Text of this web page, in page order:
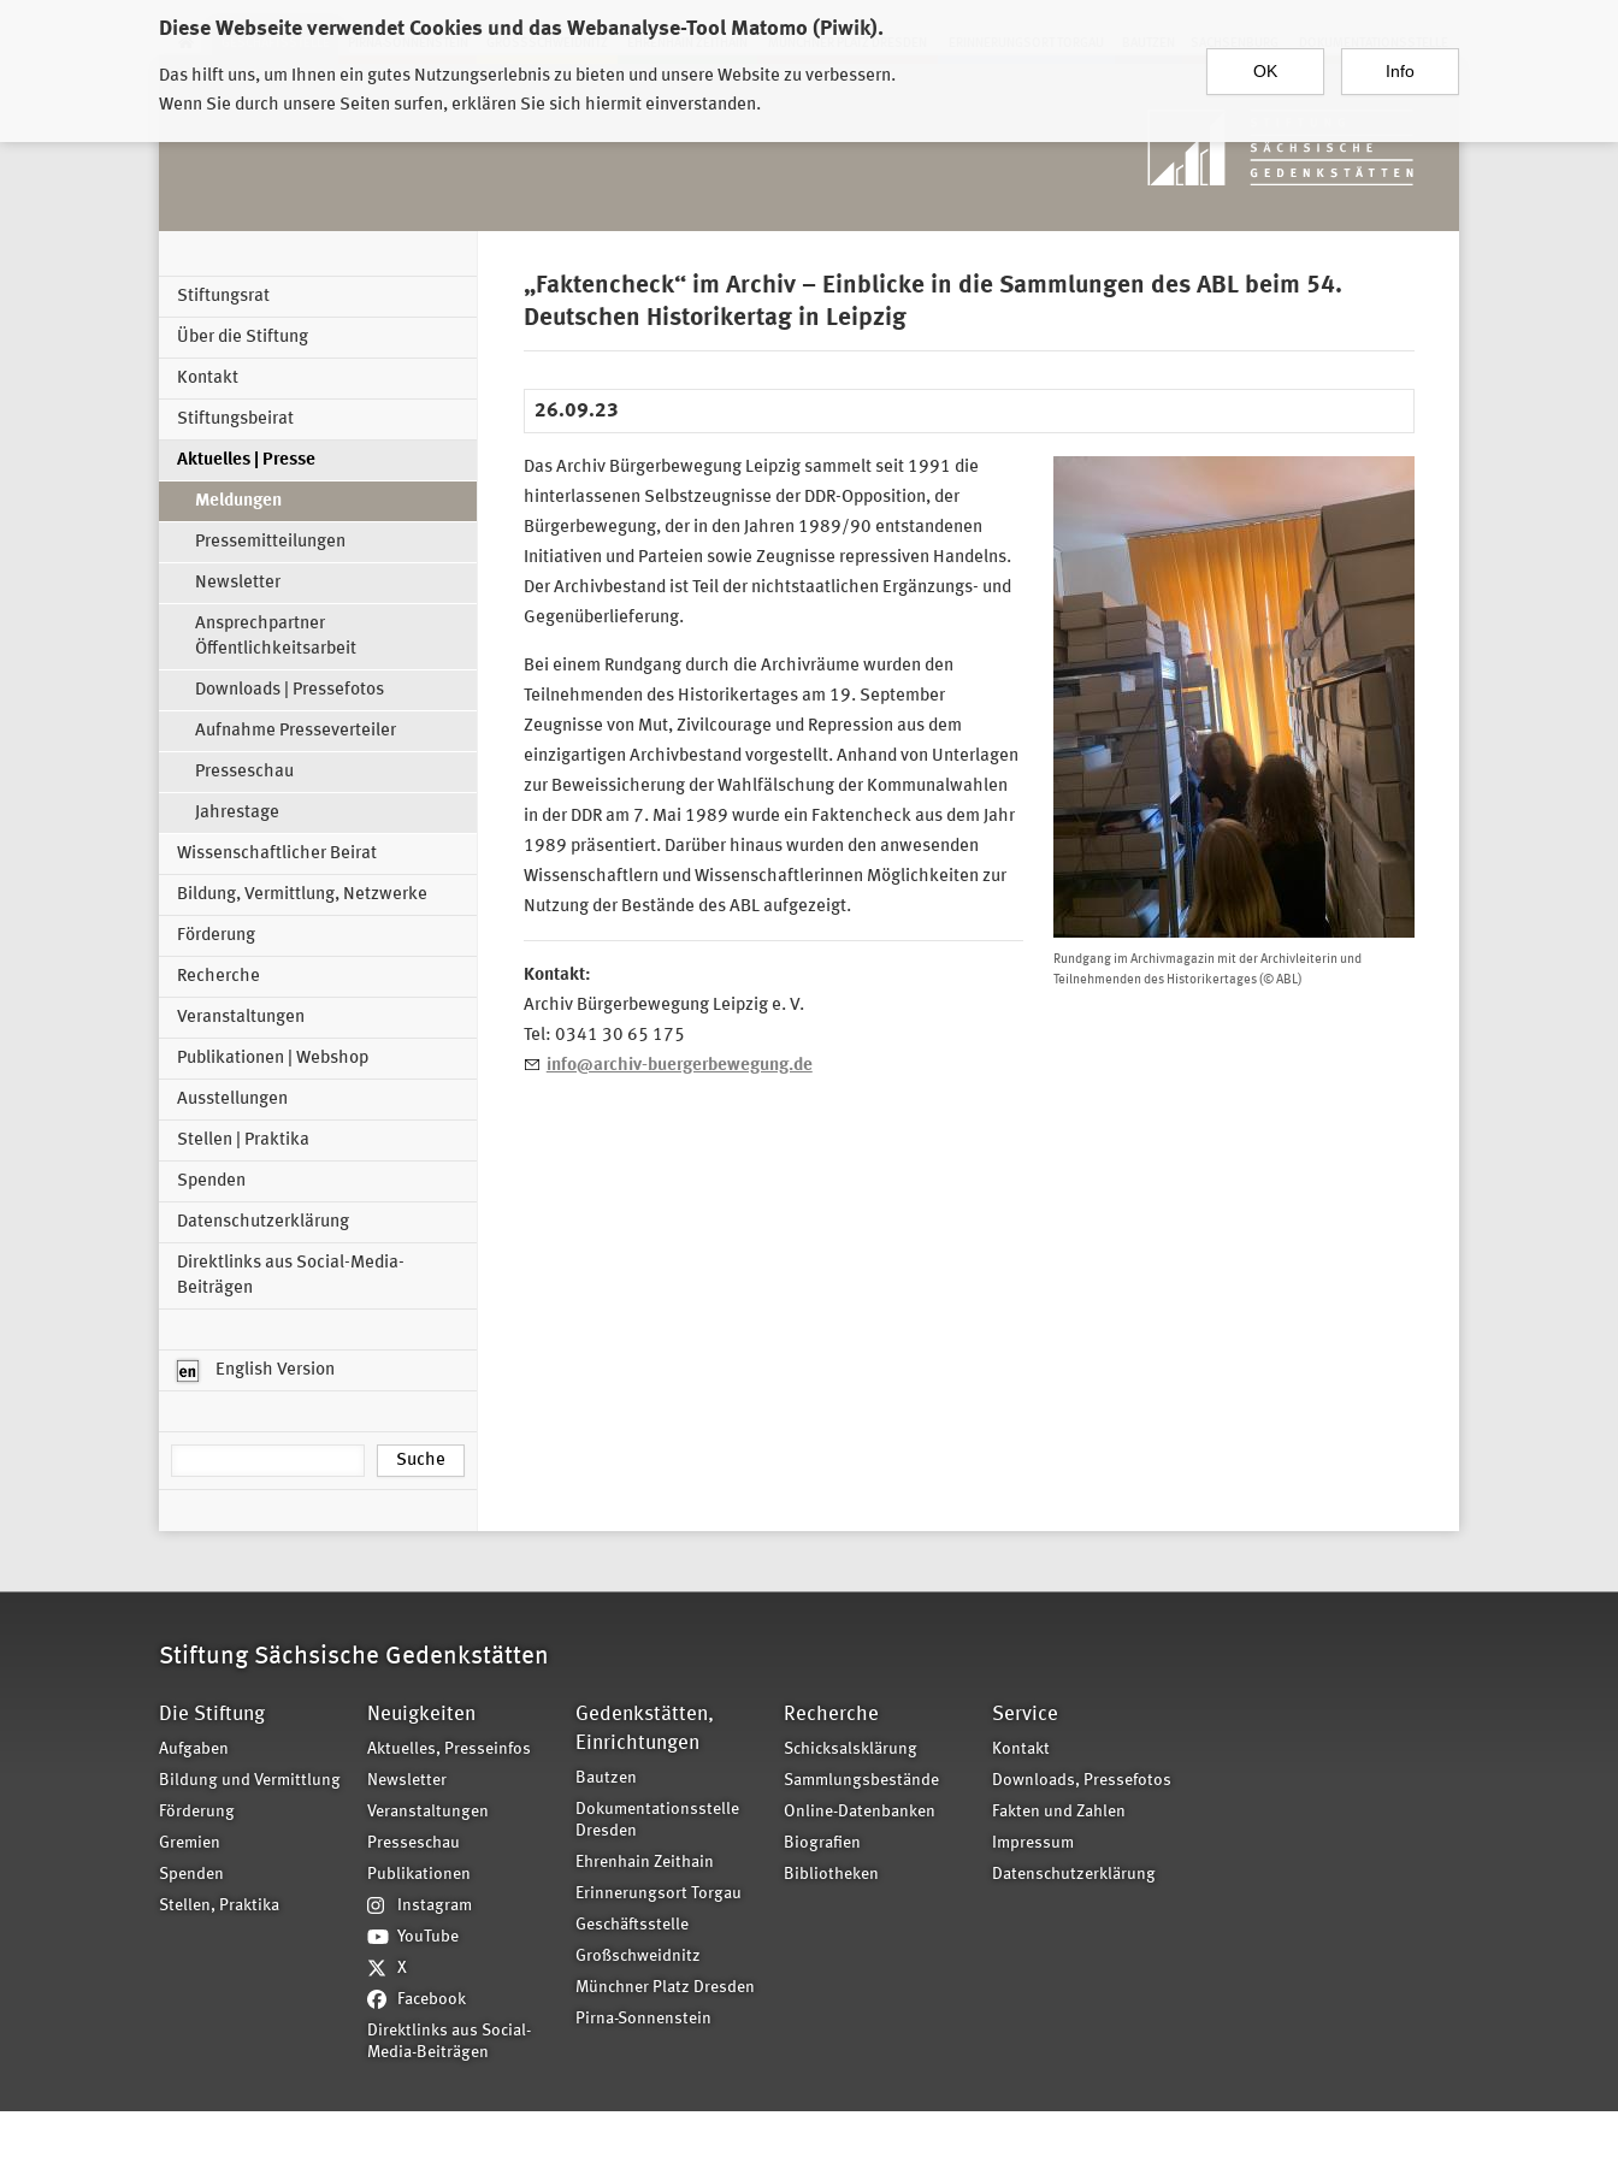
Diese Webseite verwendet Cookies und das Webanalyse-Tool Matomo (Piwik).
Das hilft uns, um Ihnen ein gutes Nutzungserlebnis zu bieten und unsere Website zu verbessern.
Wenn Sie durch unsere Seiten surfen, erklären Sie sich hiermit einverstanden.
OK Info
EHRENHAIN ZEITHAIN MÜNCHNER PLATZ DRESDEN
Stiftungsrat
Über die Stiftung
Kontakt
Stiftungsbeirat
Aktuelles | Presse
Meldungen
Pressemitteilungen
Newsletter
Ansprechpartner
Öffentlichkeitsarbeit
Downloads | Pressefotos
Aufnahme Presseverteiler
Presseschau
Jahrestage
Wissenschaftlicher Beirat
Bildung, Vermittlung, Netzwerke
Förderung
Recherche
Veranstaltungen
Publikationen | Webshop
Ausstellungen
Stellen | Praktika
Spenden
Datenschutzerklärung
Direktlinks aus Social-Media-
Beiträgen
English Version
„Faktencheck“ im Archiv – Einblicke in die Sammlungen des ABL beim 54.
Deutschen Historikertag in Leipzig
26.09.23
Rundgang im Archivmagazin mit der Archivleiterin und
Teilnehmenden des Historikertages (© ABL)
Das Archiv Bürgerbewegung Leipzig sammelt seit 1991 die
hinterlassenen Selbstzeugnisse der DDR-Opposition, der
Bürgerbewegung, der in den Jahren 1989/90 entstandenen
Initiativen und Parteien sowie Zeugnisse repressiven Handelns.
Der Archivbestand ist Teil der nichtstaatlichen Ergänzungs- und
Gegenüberlieferung.
Bei einem Rundgang durch die Archivräume wurden den
Teilnehmenden des Historikertages am 19. September
Zeugnisse von Mut, Zivilcourage und Repression aus dem
einzigartigen Archivbestand vorgestellt. Anhand von Unterlagen
zur Beweissicherung der Wahlfälschung der Kommunalwahlen
in der DDR am 7. Mai 1989 wurde ein Faktencheck aus dem Jahr
1989 präsentiert. Darüber hinaus wurden den anwesenden
Wissenschaftlern und Wissenschaftlerinnen Möglichkeiten zur
Nutzung der Bestände des ABL aufgezeigt.
Kontakt:
Archiv Bürgerbewegung Leipzig e. V.
Tel: 0341 30 65 175
info@archiv-buergerbewegung.de
Stiftung Sächsische Gedenkstätten
Die Stiftung
Aufgaben
Bildung und Vermittlung
Förderung
Gremien
Spenden
Stellen, Praktika
Neuigkeiten
Aktuelles, Presseinfos
Newsletter
Veranstaltungen
Presseschau
Publikationen
Instagram
YouTube
X
Facebook
Direktlinks aus Social-
Media-Beiträgen
Gedenkstätten,
Einrichtungen
Bautzen
Dokumentationsstelle
Dresden
Ehrenhain Zeithain
Erinnerungsort Torgau
Geschäftsstelle
Großschweidnitz
Münchner Platz Dresden
Pirna-Sonnenstein
Recherche
Schicksalsklärung
Sammlungsbestände
Online-Datenbanken
Biografien
Bibliotheken
Service
Kontakt
Downloads, Pressefotos
Fakten und Zahlen
Impressum
Datenschutzerklärung